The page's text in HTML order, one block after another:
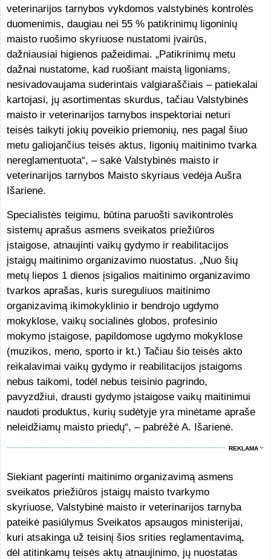
veterinarijos tarnybos vykdomos valstybinės kontrolės
duomenimis, daugiau nei 55 % patikrinimų ligoninių
maisto ruošimo skyriuose nustatomi įvairūs,
dažniausiai higienos pažeidimai. „Patikrinimų metu
dažnai nustatome, kad ruošiant maistą ligoniams,
nesivadovaujama suderintais valgiaraščiais – patiekalai
kartojasi, jų asortimentas skurdus, tačiau Valstybinės
maisto ir veterinarijos tarnybos inspektoriai neturi
teisės taikyti jokių poveikio priemonių, nes pagal šiuo
metu galiojančius teisės aktus, ligonių maitinimo tvarka
nereglamentuota“, – sakė Valstybinės maisto ir
veterinarijos tarnybos Maisto skyriaus vedėja Aušra
Išarienė.
Specialistės teigimu, būtina paruošti savikontrolės
sistemų aprašus asmens sveikatos priežiūros
įstaigose, atnaujinti vaikų gydymo ir reabilitacijos
įstaigų maitinimo organizavimo nuostatus. „Nuo šių
metų liepos 1 dienos įsigalios maitinimo organizavimo
tvarkos aprašas, kuris sureguliuos maitinimo
organizavimą ikimokyklinio ir bendrojo ugdymo
mokyklose, vaikų socialinės globos, profesinio
mokymo įstaigose, papildomose ugdymo mokyklose
(muzikos, meno, sporto ir kt.) Tačiau šio teisės akto
reikalavimai vaikų gydymo ir reabilitacijos įstaigoms
nebus taikomi, todėl nebus teisinio pagrindo,
pavyzdžiui, drausti gydymo įstaigose vaikų maitinimui
naudoti produktus, kurių sudėtyje yra minėtame apraše
neleidžiamų maisto priedų“, – pabrėžė A. Išarienė.
REKLAMA
Siekiant pagerinti maitinimo organizavimą asmens
sveikatos priežiūros įstaigų maisto tvarkymo
skyriuose, Valstybinė maisto ir veterinarijos tarnyba
pateikė pasiūlymus Sveikatos apsaugos ministerijai,
kuri atsakinga už teisinį šios srities reglamentavimą,
dėl atitinkamų teisės aktų atnaujinimo, jų nuostatas